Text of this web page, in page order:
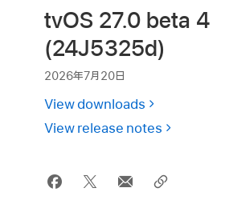
tvOS 27.0 beta 4
(24J5325d)
2026年7月20日
View downloads
View release notes